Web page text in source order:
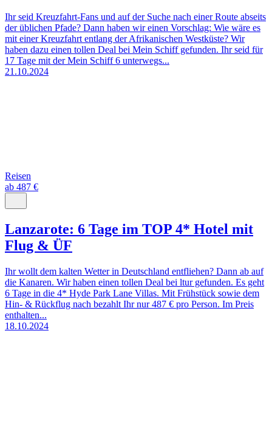
Ihr seid Kreuzfahrt-Fans und auf der Suche nach einer Route abseits
der üblichen Pfade? Dann haben wir einen Vorschlag: Wie wäre es
mit einer Kreuzfahrt entlang der Afrikanischen Westküste? Wir
haben dazu einen tollen Deal bei Mein Schiff gefunden. Ihr seid für
17 Tage mit der Mein Schiff 6 unterwegs...
21.10.2024
Reisen
ab 487 €
Lanzarote: 6 Tage im TOP 4* Hotel mit
Flug & ÜF
Ihr wollt dem kalten Wetter in Deutschland entfliehen? Dann ab auf
die Kanaren. Wir haben einen tollen Deal bei ltur gefunden. Es geht
6 Tage in die 4* Hyde Park Lane Villas. Mit Frühstück sowie dem
Hin- & Rückflug nach bezahlt Ihr nur 487 € pro Person. Im Preis
enthalten...
18.10.2024